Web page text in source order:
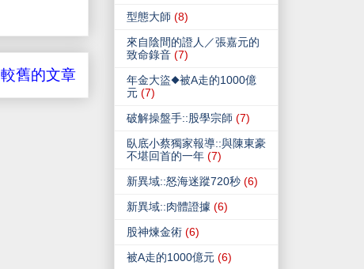
較舊的文章
型態大師 (8)
來自陰間的證人／張嘉元的
致命錄音 (7)
年金大盜◆被A走的1000億
元 (7)
破解操盤手::股學宗師 (7)
臥底小蔡獨家報導::與陳東豪
不堪回首的一年 (7)
新異域::怒海迷蹤720秒 (6)
新異域::肉體證據 (6)
股神煉金術 (6)
被A走的1000億元 (6)